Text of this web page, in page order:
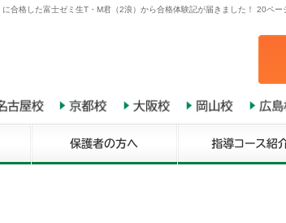
合格した富士ゼミ生T・M君（2浪）から合格体験記が届きました！ 20ペー